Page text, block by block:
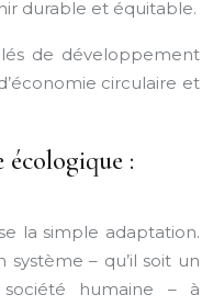
durable et équitable.
de développement
circulaire et
:
la simple adaptation.
système – qu’il soit un
humaine – à